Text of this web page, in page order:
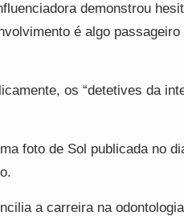
demonstrou
é algo
os “detetives da
foto de Sol publicada no
a carreira na